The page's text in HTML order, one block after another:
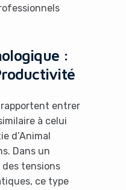
:
entrer
à celui
d’Animal
Dans un
tensions
ce type